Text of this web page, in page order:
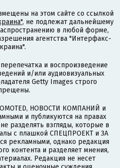
на этом сайте со ссылкой
, не подлежат дальнейшему
в любой форме,
агентства "Интерфакс-
и воспроизведение
и/или аудиовизуальных
Getty Images строго
НОВОСТИ КОМПАНИЙ и
и публикуются на правах
разделять взгляды, которые в
с плашкой СПЕЦПРОЕКТ и ЗА
рекламными, однако редакция
контента и разделяет мнения,
Редакция не несет